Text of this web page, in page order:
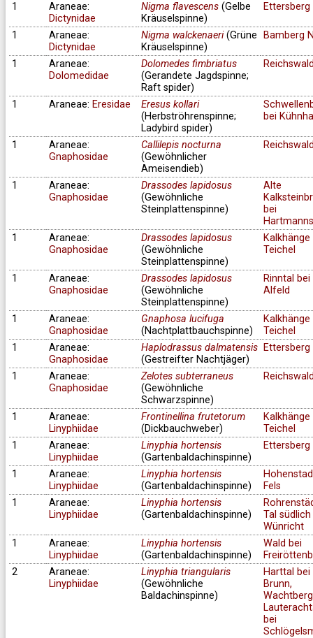
1
Araneae:
Dictynidae
Nigma flavescens(Gelbe
Kräuselspinne)
Ettersberg
1
Araneae:
Dictynidae
Nigma walckenaeri(Grüne
Kräuselspinne)
Bamberg
1
Araneae:
Dolomedidae
Dolomedes fimbriatus
(Gerandete Jagdspinne;
Raft spider)
1 Araneae: Eresidae
Eresus kollari
(Herbströhrenspinne;
Ladybird spider)
bei
1
Araneae:
Gnaphosidae
Callilepis nocturna
(Gewöhnlicher
Ameisendieb)
1
Araneae:
Gnaphosidae
Drassodes lapidosus
(Gewöhnliche
Steinplattenspinne)
Alte
bei
1
Araneae:
Gnaphosidae
Drassodes lapidosus
(Gewöhnliche
Steinplattenspinne)
Kalkhänge
Teichel
1
Araneae:
Gnaphosidae
Drassodes lapidosus
(Gewöhnliche
Steinplattenspinne)
Rinntal bei
Alfeld
1
Araneae:
Gnaphosidae
Gnaphosa lucifuga
(Nachtplattbauchspinne)
Kalkhänge
Teichel
1
Araneae:
Gnaphosidae
Haplodrassus dalmatensis
(Gestreifter Nachtjäger)
Ettersberg
1
Araneae:
Gnaphosidae
Zelotes subterraneus
(Gewöhnliche
Schwarzspinne)
1
Araneae:
Linyphiidae
Frontinellina frutetorum
(Dickbauchweber)
Kalkhänge
Teichel
1
Araneae:
Linyphiidae
Linyphia hortensis
(Gartenbaldachinspinne)
Ettersberg
1
Araneae:
Linyphiidae
Linyphia hortensis
(Gartenbaldachinspinne)
Fels
1
Araneae:
Linyphiidae
Linyphia hortensis
(Gartenbaldachinspinne)
Tal
Wünricht
1
Araneae:
Linyphiidae
Linyphia hortensis
(Gartenbaldachinspinne)
Wald bei
2
Araneae:
Linyphiidae
Linyphia triangularis
(Gewöhnliche
Baldachinspinne)
Harttal bei
Brunn,
bei